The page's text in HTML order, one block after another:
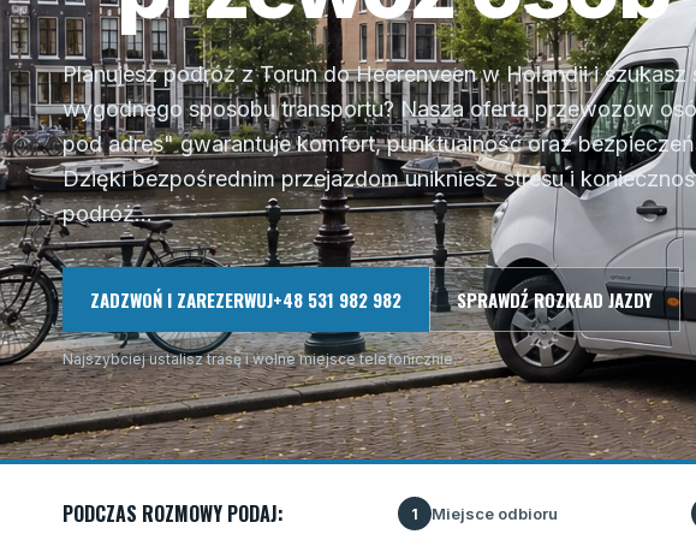
Planujesz podróż z Torun do Heerenveen w Holandii i
wygodnego sposobu transportu? Nasza oferta przewozów
pod adres" gwarantuje komfort, punktualność oraz
Dzięki bezpośrednim przejazdom unikniesz stresu i
podróż...
ZADZWOŃ I ZAREZERWUJ+48 531 982 982 SPRAWDŹ ROZKŁAD JAZDY
Najszybciej ustalisz trasę i wolne miejsce telefonicznie.
PODCZAS ROZMOWY PODAJ: 1 Miejsce odbioru